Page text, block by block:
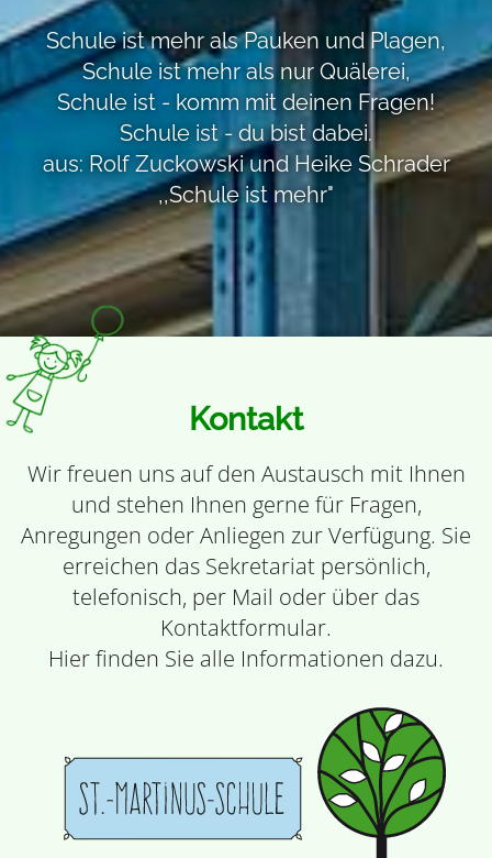
Schule ist mehr als Pauken und Plagen,
Schule ist mehr als nur Quälerei,
Schule ist - komm mit deinen Fragen!
Schule ist - du bist dabei.
aus: Rolf Zuckowski und Heike Schrader
,,Schule ist mehr"
Kontakt
Wir freuen uns auf den Austausch mit Ihnen
und stehen Ihnen gerne für Fragen,
Anregungen oder Anliegen zur Verfügung. Sie
erreichen das Sekretariat persönlich,
telefonisch, per Mail oder über das
Kontaktformular.
Hier finden Sie alle Informationen dazu.